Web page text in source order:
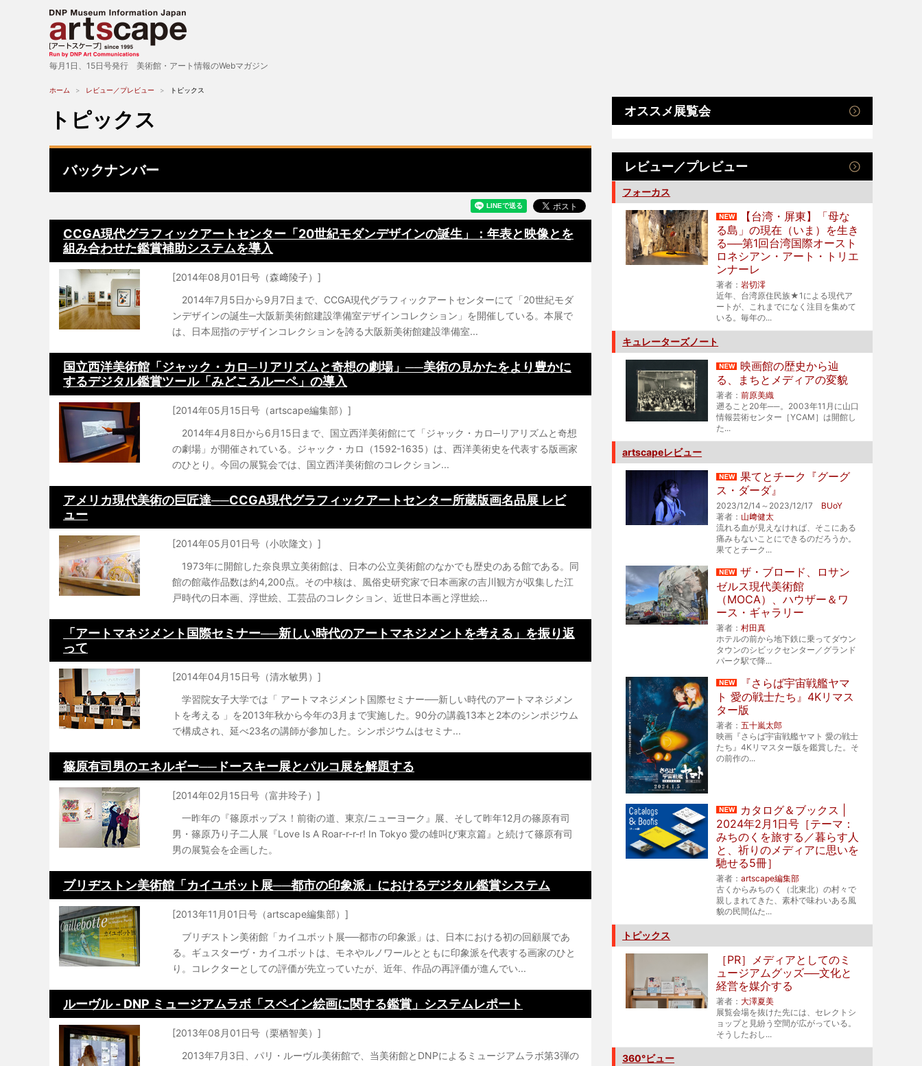
ホーム レビュー／プレビュー トピックス
トピックス
バックナンバー
CCGA現代グラフィックアートセンター「20世紀モダンデザインの誕生」：年表と映像とを
組み合わせた鑑賞補助システムを導入
[2014年08月01日号（森﨑陵子）]
2014年7月5日から9月7日まで、CCGA現代グラフィックアートセンターにて「20世紀モダ
ンデザインの誕生─大阪新美術館建設準備室デザインコレクション」を開催している。本展で
は、日本屈指のデザインコレクションを誇る大阪新美術館建設準備室...
国立西洋美術館「ジャック・カロ─リアリズムと奇想の劇場」──美術の見かたをより豊かに
するデジタル鑑賞ツール「みどころルーペ」の導入
[2014年05月15日号（artscape編集部）]
2014年4月8日から6月15日まで、国立西洋美術館にて「ジャック・カロ─リアリズムと奇想
の劇場」が開催されている。ジャック・カロ（1592-1635）は、西洋美術史を代表する版画家
のひとり。今回の展覧会では、国立西洋美術館のコレクション...
アメリカ現代美術の巨匠達──CCGA現代グラフィックアートセンター所蔵版画名品展 レビ
ュー
[2014年05月01日号（小吹隆文）]
1973年に開館した奈良県立美術館は、日本の公立美術館のなかでも歴史のある館である。同
館の館蔵作品数は約4,200点。その中核は、風俗史研究家で日本画家の吉川観方が収集した江
戸時代の日本画、浮世絵、工芸品のコレクション、近世日本画と浮世絵...
「アートマネジメント国際セミナー──新しい時代のアートマネジメントを考える」を振り返
って
[2014年04月15日号（清水敏男）]
学習院女子大学では「 アートマネジメント国際セミナー──新しい時代のアートマネジメン
トを考える 」を2013年秋から今年の3月まで実施した。90分の講義13本と2本のシンポジウム
で構成され、延べ23名の講師が参加した。シンポジウムはセミナ...
篠原有司男のエネルギー──ドースキー展とパルコ展を解題する
[2014年02月15日号（富井玲子）]
一昨年の『篠原ポップス！前衛の道、東京/ニューヨーク』展、そして昨年12月の篠原有司
男・篠原乃り子二人展『Love Is A Roar-r-r-r! In Tokyo 愛の雄叫び東京篇』と続けて篠原有司
男の展覧会を企画した。
ブリヂストン美術館「カイユボット展──都市の印象派」におけるデジタル鑑賞システム
[2013年11月01日号（artscape編集部）]
ブリヂストン美術館「カイユボット展──都市の印象派」は、日本における初の回顧展であ
る。ギュスターヴ・カイユボットは、モネやルノワールとともに印象派を代表する画家のひと
り。コレクターとしての評価が先立っていたが、近年、作品の再評価が進んでい...
ルーヴル - DNP ミュージアムラボ「スペイン絵画に関する鑑賞」システムレポート
[2013年08月01日号（栗栖智美）]
2013年7月3日、パリ・ルーヴル美術館で、当美術館とDNPによるミュージアムラボ第3弾の
オススメ展覧会
レビュー／プレビュー
フォーカス
【台湾・屏東】「母な
る島」の現在（いま）を生き
る──第1回台湾国際オースト
ロネシアン・アート・トリエ
ンナーレ
著者： 岩切澪
近年、台湾原住民族★1による現代ア
ートが、これまでになく注目を集めて
いる。毎年の...
キュレーターズノート
映画館の歴史から辿
る、まちとメディアの変貌
著者： 前原美織
遡ること20年──。2003年11月に山口
情報芸術センター［YCAM］は開館し
た...
artscapeレビュー
果てとチーク『グーグ
ス・ダーダ』
2023/12/14～2023/12/17 BUoY
著者： 山﨑健太
流れる血が見えなければ、そこにある
痛みもないことにできるのだろうか。
果てとチーク...
ザ・ブロード、ロサン
ゼルス現代美術館
（MOCA）、ハウザー＆ワ
ース・ギャラリー
著者： 村田真
ホテルの前から地下鉄に乗ってダウン
タウンのシビックセンター／グランド
パーク駅で降...
『さらば宇宙戦艦ヤマ
ト 愛の戦士たち』4Kリマス
ター版
著者： 五十嵐太郎
映画『さらば宇宙戦艦ヤマト 愛の戦士
たち』4Kリマスター版を鑑賞した。そ
の前作の...
カタログ＆ブックス |
2024年2月1日号［テーマ：
みちのくを旅する／暮らす人
と、祈りのメディアに思いを
馳せる5冊］
著者： artscape編集部
古くからみちのく（北東北）の村々で
親しまれてきた、素朴で味わいある風
貌の民間仏た...
トピックス
［PR］メディアとしてのミ
ュージアムグッズ──文化と
経営を媒介する
著者： 大澤夏美
展覧会場を抜けた先には、セレクトシ
ョップと見紛う空間が広がっている。
そうしたおし...
360°ビュー
毎月1日、15日号発行 美術館・アート情報のWebマガジン